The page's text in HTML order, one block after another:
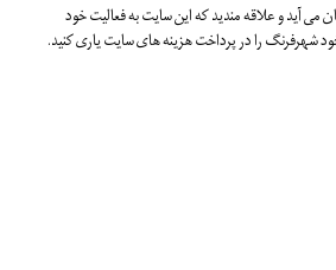
آید و علاقه مندید که این سایت به فعالیت خود
شهرفرنگ را در پرداخت هزینه های سایت یاری کنید.